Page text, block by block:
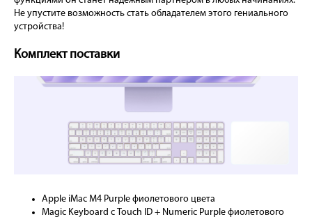
Не упустите возможность стать обладателем этого гениального
устройства!
Комплект поставки
Apple iMac M4 Purple фиолетового цвета
Magic Keyboard с Touch ID + Numeric Purple фиолетового